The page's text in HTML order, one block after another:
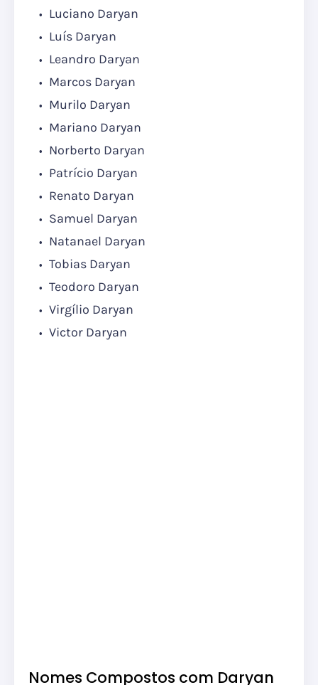
Luciano Daryan
Luís Daryan
Leandro Daryan
Marcos Daryan
Murilo Daryan
Mariano Daryan
Norberto Daryan
Patrício Daryan
Renato Daryan
Samuel Daryan
Natanael Daryan
Tobias Daryan
Teodoro Daryan
Virgílio Daryan
Victor Daryan
Nomes Compostos com Daryan